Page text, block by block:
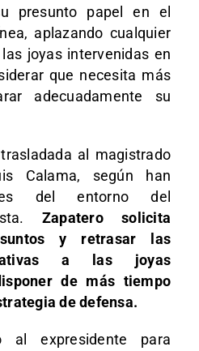
presunto papel en el
aplazando cualquier
joyas intervenidas en
que necesita más
adecuadamente su
al magistrado
Calama, según han
del entorno del
Zapatero solicita
y retrasar las
a las joyas
de más tiempo
de defensa.
expresidente para